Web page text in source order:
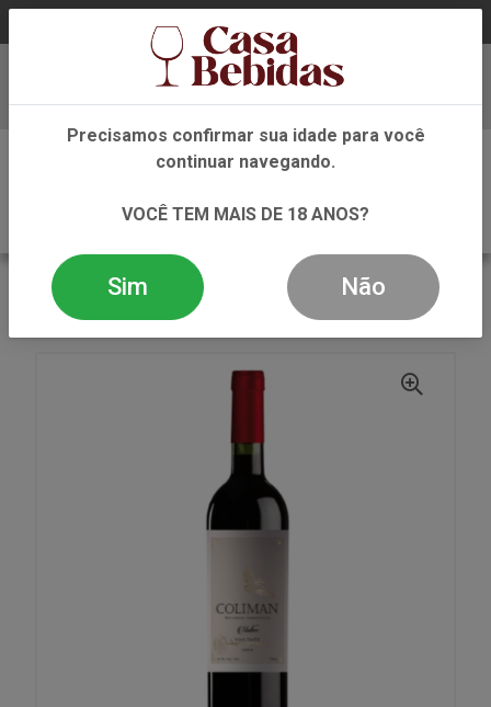
Baixe já nosso APP
VOLTAR
VINHO
TINTO
VINHO TINTO COLIMAN MALBEC 750ML
Precisamos confirmar sua idade para você
continuar navegando.
VOCÊ TEM MAIS DE 18 ANOS?
Sim Não